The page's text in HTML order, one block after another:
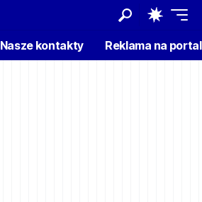
Nasze kontakty Reklama na